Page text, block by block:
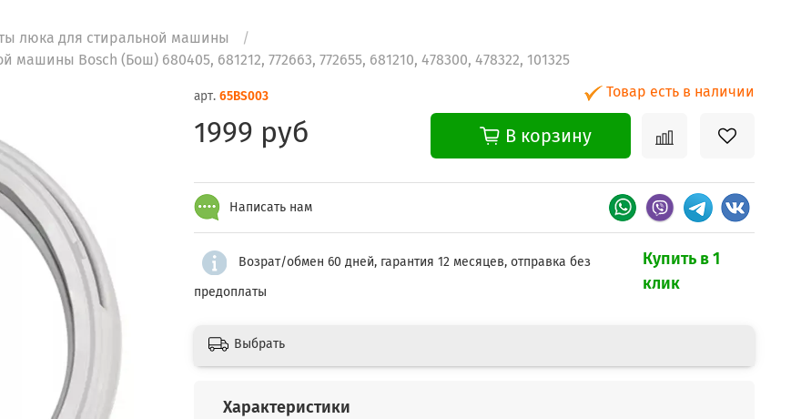
люка для стиральной машины
Bosch (Бош) 680405, 681212, 772663, 772655, 681210, 478300, 478322, 101325
арт. 65BS003 Товар есть в наличии
1999 руб В корзину
Написать нам
Возрат/обмен 60 дней, гарантия 12 месяцев, отправка без
предоплаты
Купить в 1
клик
Выбрать
Характеристики